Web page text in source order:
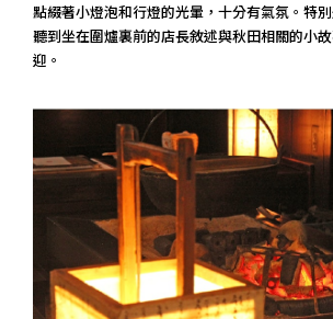
點綴著小燈泡和行燈的光暈，十分有氣氛。特
聽到坐在圍爐裏前的店長敘述與秋田相關的小
迎。